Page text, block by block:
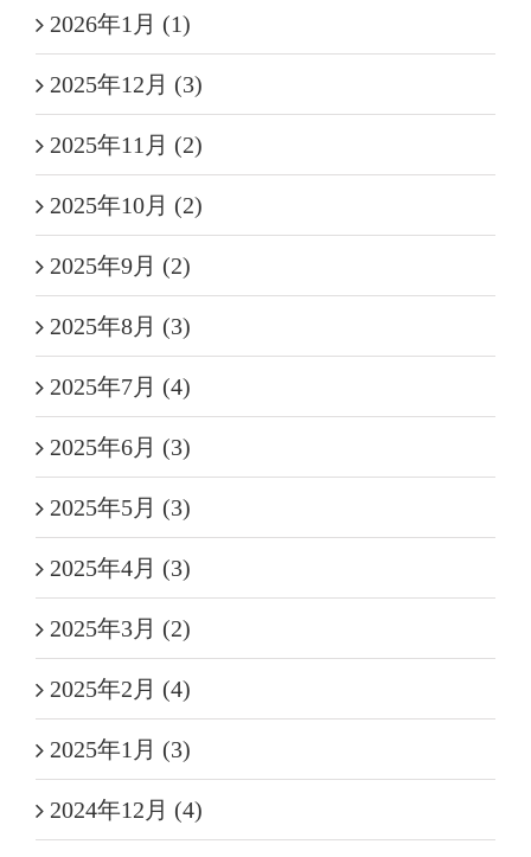
2026年1月 (1)
2025年12月 (3)
2025年11月 (2)
2025年10月 (2)
2025年9月 (2)
2025年8月 (3)
2025年7月 (4)
2025年6月 (3)
2025年5月 (3)
2025年4月 (3)
2025年3月 (2)
2025年2月 (4)
2025年1月 (3)
2024年12月 (4)